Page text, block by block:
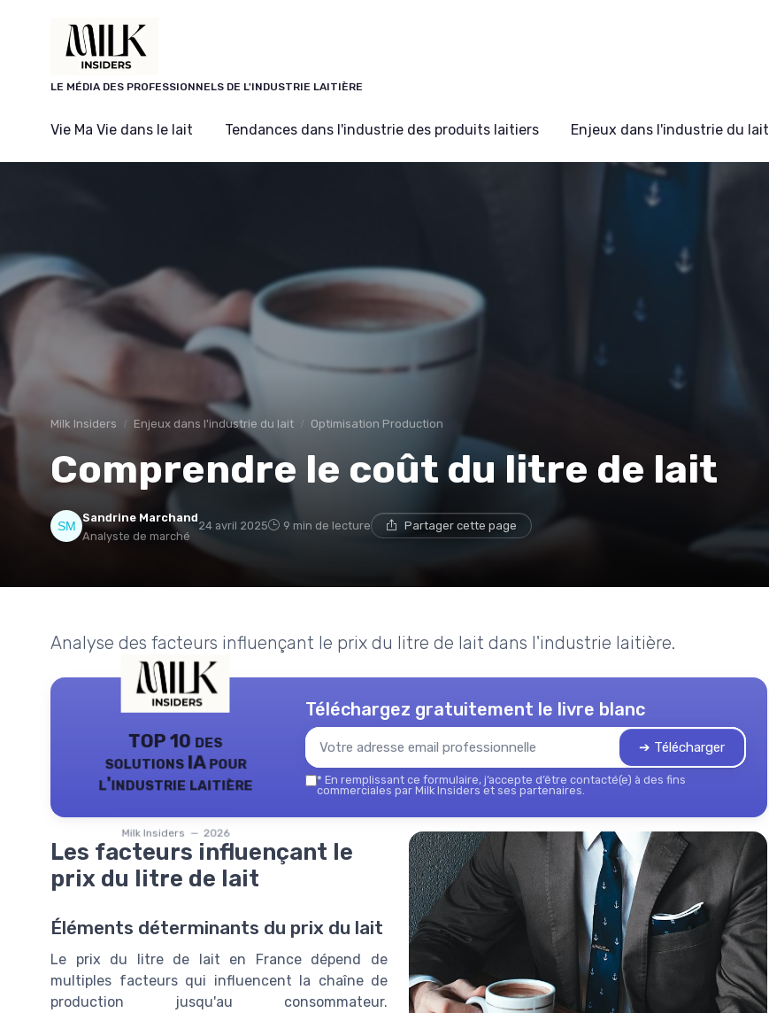
LE MÉDIA DES PROFESSIONNELS DE L'INDUSTRIE LAITIÈRE
Vie Ma Vie dans le lait Tendances dans l'industrie des produits laitiers Enjeux dans l'industrie du lait
Milk Insiders Enjeux dans l'industrie du lait Optimisation Production
Comprendre le coût du litre de lait
Sandrine Marchand
Analyste de marché
24 avril 2025 9 min de lecture Partager cette page
Analyse des facteurs influençant le prix du litre de lait dans l'industrie laitière.
TOP 10 des
solutions IA pour
l'industrie laitière
Milk Insiders — 2026
Téléchargez gratuitement le livre blanc
➔ Télécharger
* En remplissant ce formulaire, j’accepte d’être contacté(e) à des fins
commerciales par Milk Insiders et ses partenaires.
Les facteurs influençant le
prix du litre de lait
Éléments déterminants du prix du lait
Le prix du litre de lait en France dépend de
multiples facteurs qui influencent la chaîne de
production jusqu'au consommateur.